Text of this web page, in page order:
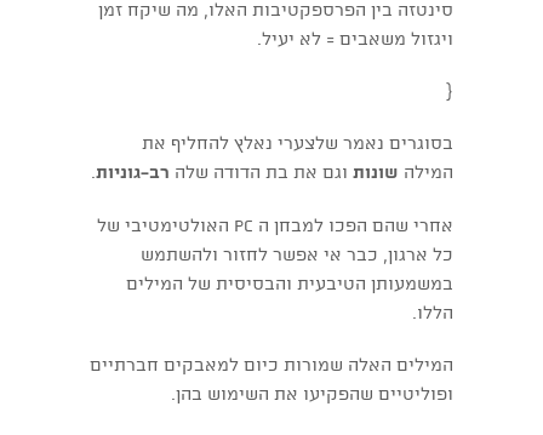
סינטזה בין הפרספקטיבות האלו, מה שיקח זמן
ויגזול משאבים = לא יעיל.
{
בסוגרים נאמר שלצערי נאלץ להחליף את
המילה שונות וגם את בת הדודה שלה רב-גוניות.
אחרי שהם הפכו למבחן ה PC האולטימטיבי של
כל ארגון, כבר אי אפשר לחזור ולהשתמש
במשמעותן הטיבעית והבסיסית של המילים
הללו.
המילים האלה שמורות כיום למאבקים חברתיים
ופוליטיים שהפקיעו את השימוש בהן.